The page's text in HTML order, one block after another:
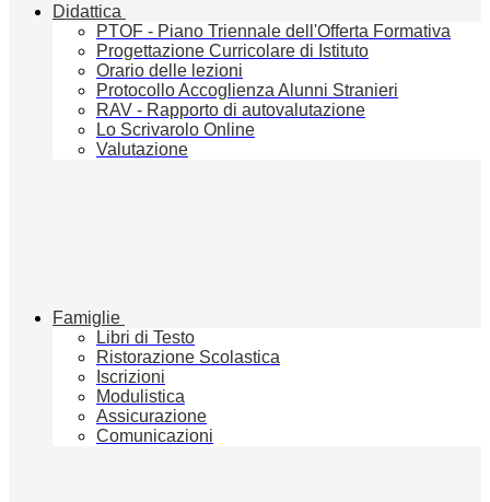
Didattica
PTOF - Piano Triennale dell'Offerta Formativa
Progettazione Curricolare di Istituto
Orario delle lezioni
Protocollo Accoglienza Alunni Stranieri
RAV - Rapporto di autovalutazione
Lo Scrivarolo Online
Valutazione
Famiglie
Libri di Testo
Ristorazione Scolastica
Iscrizioni
Modulistica
Assicurazione
Comunicazioni